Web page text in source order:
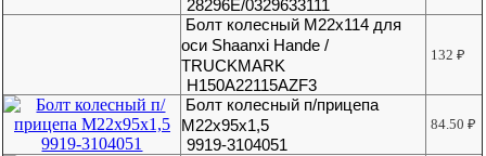
28296E/0329633111
Болт колесный М22х114 для
оси Shaanxi Hande /
TRUCKMARK
H150A22115AZF3
132₽
Болт колесный п/прицепа
М22х95х1,5
9919-3104051
84.50₽